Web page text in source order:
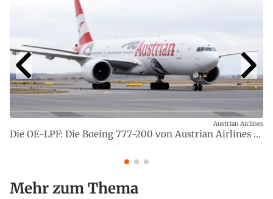
Die OE-LPF: Die Boeing 777-200 von Austrian Airlines ...
Austrian Airlines
Mehr zum Thema